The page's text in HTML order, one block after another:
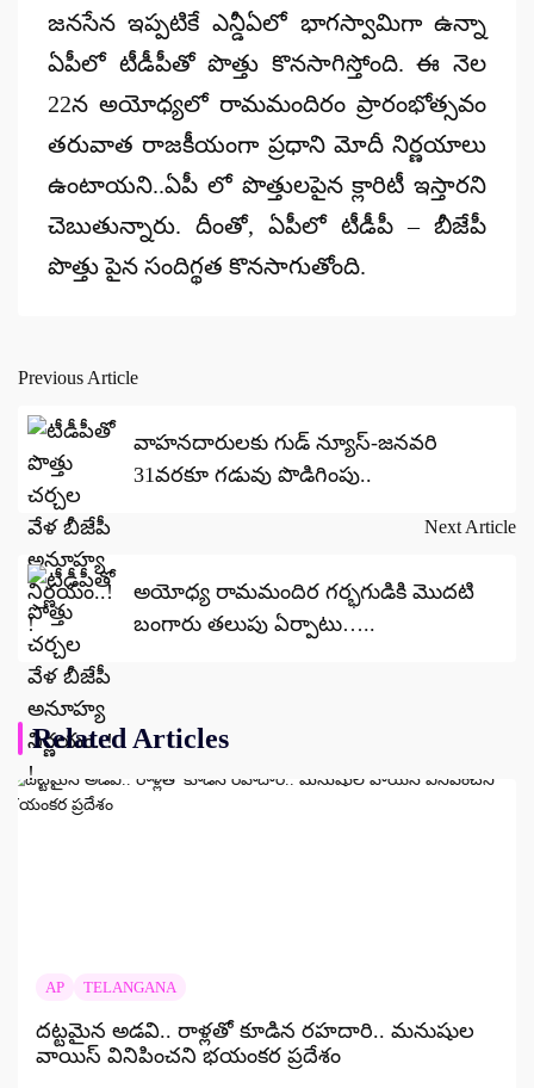
జనసేన ఇప్పటికే ఎన్డీఏలో భాగస్వామిగా ఉన్నా
ఏపీలో టీడీపీతో పొత్తు కొనసాగిస్తోంది. ఈ నెల
22న అయోధ్యలో రామమందిరం ప్రారంభోత్సవం
తరువాత రాజకీయంగా ప్రధాని మోదీ నిర్ణయాలు
ఉంటాయని..ఏపీ లో పొత్తులపైన క్లారిటీ ఇస్తారని
చెబుతున్నారు. దీంతో, ఏపీలో టీడీపీ – బీజేపీ
పొత్తు పైన సందిగ్థత కొనసాగుతోంది.
Post
navigation
Previous Article
వాహనదారులకు గుడ్ న్యూస్-జనవరి
31వరకూ గడువు పొడిగింపు..
Next Article
అయోధ్య రామ‌మందిర గ‌ర్భ‌గుడికి మొద‌టి
బంగారు త‌లుపు ఏర్పాటు…..
Related Articles
AP TELANGANA
దట్టమైన అడవి.. రాళ్లతో కూడిన రహదారి.. మనుషుల
వాయిస్ వినిపించని భయంకర ప్రదేశం